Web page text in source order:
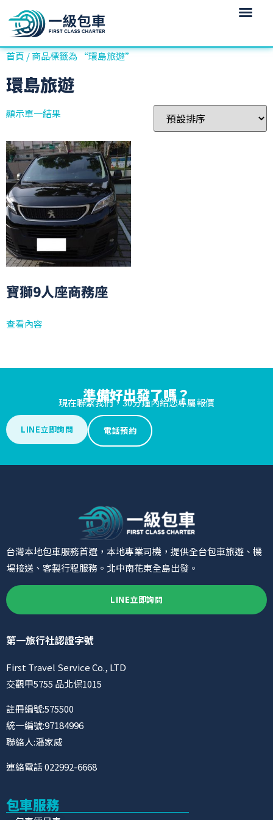
首頁 / 商品標籤為 “環島旅遊”
環島旅遊
顯示單一結果
寶獅9人座商務座
查看內容
準備好出發了嗎？
現在聯繫我們，30分鐘內給您專屬報價
LINE立即詢問 電話預約
台灣本地包車服務首選，本地專業司機，提供全台包車旅遊、機
場接送、客製行程服務。北中南花東全島出發。
LINE立即詢問
第一旅行社認證字號
First Travel Service Co., LTD
交觀甲5755 品北保1015
註冊編號:575500
統一編號:97184996
聯絡人:潘家威
連絡電話 022992-6668
包車服務